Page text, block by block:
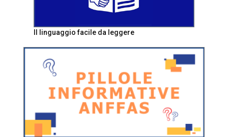
Il linguaggio facile da leggere